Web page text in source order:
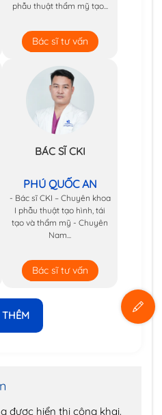
phẫu thuật thẩm mỹ tạo...
Bác sĩ tư vấn
BÁC SĨ CKI
PHÚ QUỐC AN
- Bác sĩ CKI – Chuyên khoa
I phẫu thuật tạo hình, tái
tạo và thẩm mỹ - Chuyên
Nam...
Bác sĩ tư vấn
được hiển thị công khai.